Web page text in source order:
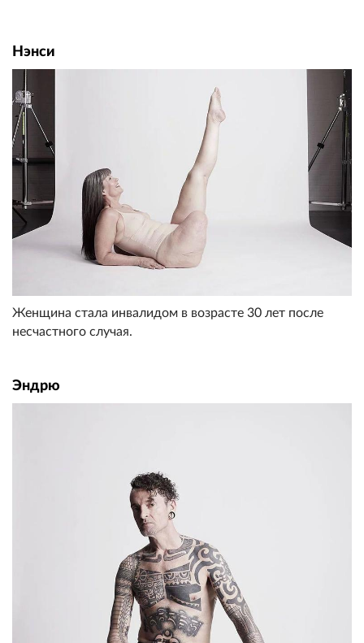
Нэнси
Женщина стала инвалидом в возрасте 30 лет после
несчастного случая.
Эндрю